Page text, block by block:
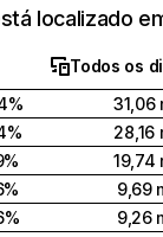
localizado
Todos os
31,06
28,16
19,74
9,69
9,26